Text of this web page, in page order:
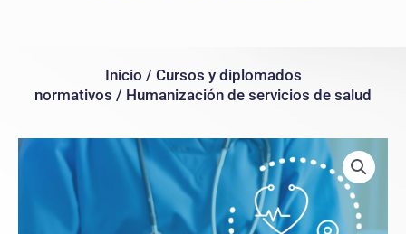
Inicio / Cursos y diplomados
normativos / Humanización de servicios de salud